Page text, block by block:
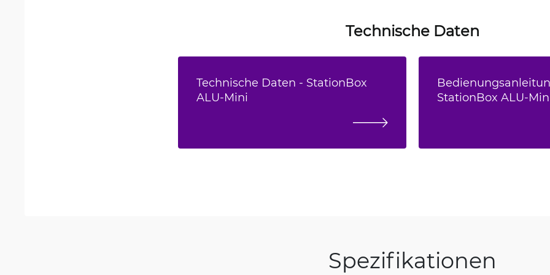
Technische Daten
Technische Daten - StationBox
ALU-Mini
StationBox ALU-
Spezifikationen